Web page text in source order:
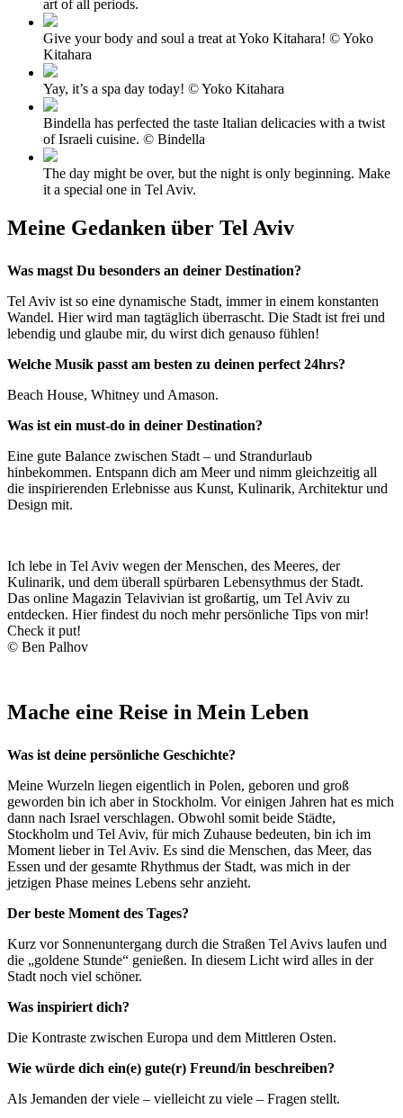
art of all periods.
Give your body and soul a treat at Yoko Kitahara! © Yoko
Kitahara
Yay, it’s a spa day today! © Yoko Kitahara
Bindella has perfected the taste Italian delicacies with a twist
of Israeli cuisine. © Bindella
The day might be over, but the night is only beginning. Make
it a special one in Tel Aviv.
Meine Gedanken über Tel Aviv
Was magst Du besonders an deiner Destination?
Tel Aviv ist so eine dynamische Stadt, immer in einem konstanten
Wandel. Hier wird man tagtäglich überrascht. Die Stadt ist frei und
lebendig und glaube mir, du wirst dich genauso fühlen!
Welche Musik passt am besten zu deinen perfect 24hrs?
Beach House, Whitney und Amason.
Was ist ein must-do in deiner Destination?
Eine gute Balance zwischen Stadt – und Strandurlaub
hinbekommen. Entspann dich am Meer und nimm gleichzeitig all
die inspirierenden Erlebnisse aus Kunst, Kulinarik, Architektur und
Design mit.
Ich lebe in Tel Aviv wegen der Menschen, des Meeres, der
Kulinarik, und dem überall spürbaren Lebensythmus der Stadt.
Das online Magazin Telavivian ist großartig, um Tel Aviv zu
entdecken. Hier findest du noch mehr persönliche Tips von mir!
Check it put!
© Ben Palhov
Mache eine Reise in Mein Leben
Was ist deine persönliche Geschichte?
Meine Wurzeln liegen eigentlich in Polen, geboren und groß
geworden bin ich aber in Stockholm. Vor einigen Jahren hat es mich
dann nach Israel verschlagen. Obwohl somit beide Städte,
Stockholm und Tel Aviv, für mich Zuhause bedeuten, bin ich im
Moment lieber in Tel Aviv. Es sind die Menschen, das Meer, das
Essen und der gesamte Rhythmus der Stadt, was mich in der
jetzigen Phase meines Lebens sehr anzieht.
Der beste Moment des Tages?
Kurz vor Sonnenuntergang durch die Straßen Tel Avivs laufen und
die „goldene Stunde“ genießen. In diesem Licht wird alles in der
Stadt noch viel schöner.
Was inspiriert dich?
Die Kontraste zwischen Europa und dem Mittleren Osten.
Wie würde dich ein(e) gute(r) Freund/in beschreiben?
Als Jemanden der viele – vielleicht zu viele – Fragen stellt.